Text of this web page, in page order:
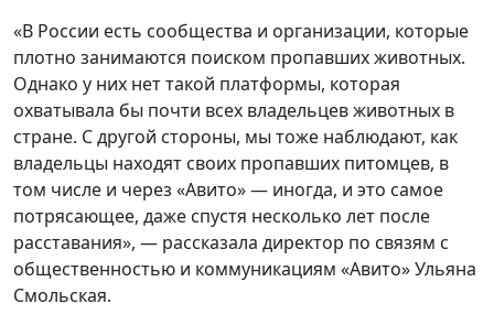
«В России есть сообщества и организации, которые
плотно занимаются поиском пропавших животных.
Однако у них нет такой платформы, которая
охватывала бы почти всех владельцев животных в
стране. С другой стороны, мы тоже наблюдают, как
владельцы находят своих пропавших питомцев, в
том числе и через «Авито» — иногда, и это самое
потрясающее, даже спустя несколько лет после
расставания», — рассказала директор по связям с
общественностью и коммуникациям «Авито» Ульяна
Смольская.